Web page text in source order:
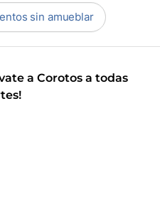
sin amueblar
a Corotos a todas